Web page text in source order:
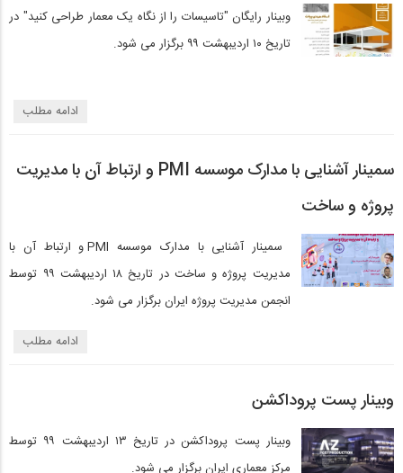
وبینار رایگان "تاسیسات را از نگاه یک معمار طراحی کنید" در
تاریخ ۱۰ اردیبهشت ۹۹ برگزار می شود.
ادامه مطلب
سمینار آشنایی با مدارک موسسه PMI و ارتباط آن با مدیریت
پروژه و ساخت
سمینار آشنایی با مدارک موسسه PMI و ارتباط آن با
مدیریت پروژه و ساخت در تاریخ ۱۸ اردیبهشت ۹۹ توسط
انجمن مدیریت پروژه ایران برگزار می شود.
ادامه مطلب
وبینار پست پروداکشن
وبینار پست پروداکشن در تاریخ ۱۳ اردیبهشت ۹۹ توسط
مرکز معماری ایران برگزار می شود.